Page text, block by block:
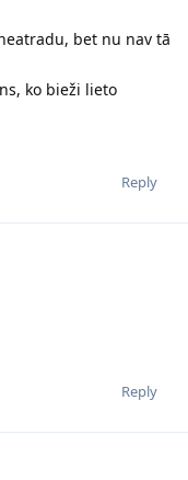
bet nu nav tā
ko bieži lieto
Reply
Reply